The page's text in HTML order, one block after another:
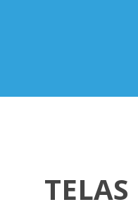
TELAS